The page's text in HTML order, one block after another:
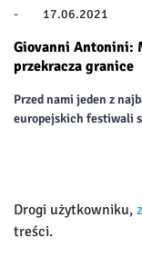
- 17.06.2021
Giovanni Antonini:
przekracza granice
Przed nami jeden z
europejskich festiwali
Drogi użytkowniku,
treści.